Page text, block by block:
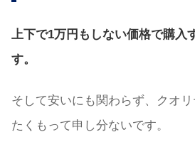
上下で1万円もしない価格で購入
す。
そして安いにも関わらず、クオ
たくもって申し分ないです。